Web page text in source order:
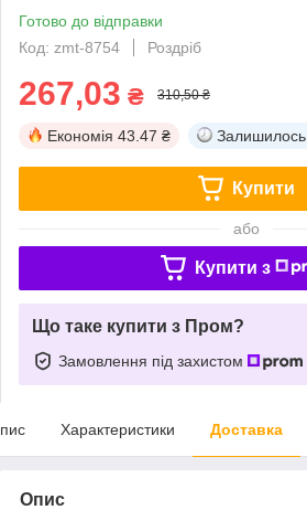
Готово до відправки
Код: zmt-8754
Роздріб
267,03 ₴ 310,50 ₴
Економія 43.47 ₴ Залишилось
Купити
або
Купити з
Що таке купити з Пром?
Замовлення під захистом
Характеристики Доставка
Опис